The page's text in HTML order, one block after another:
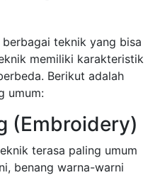
teknik yang bisa
memiliki karakteristik
Berikut adalah
umum:
(Embroidery)
terasa paling umum
benang warna-warni